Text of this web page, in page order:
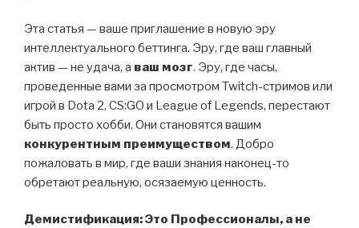
Эта статья — ваше приглашение в новую эру
интеллектуального беттинга. Эру, где ваш главный
актив — не удача, а ваш мозг. Эру, где часы,
проведенные вами за просмотром Twitch-стримов или
игрой в Dota 2, CS:GO и League of Legends, перестают
быть просто хобби. Они становятся вашим
конкурентным преимуществом. Добро
пожаловать в мир, где ваши знания наконец-то
обретают реальную, осязаемую ценность.
Демистификация: Это Профессионалы, а не